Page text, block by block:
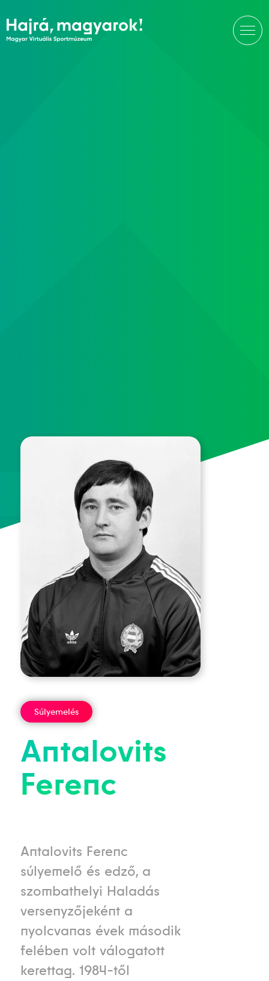
Súlyemelés
Antalovits
Ferenc
Antalovits Ferenc
súlyemelő és edző, a
szombathelyi Haladás
versenyzőjeként a
nyolcvanas évek második
felében volt válogatott
kerettag. 1984-től